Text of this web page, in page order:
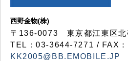
西野金物(株)
〒136-0073 東京都江東区北
TEL：03‐3644‐7271 / FAX
KK2005@BB.EMOBILE.JP